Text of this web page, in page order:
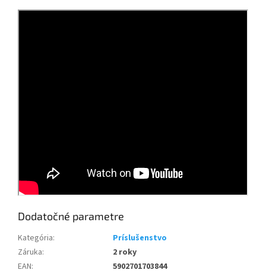
Dodatočné parametre
Kategória:
Príslušenstvo
Záruka:
2 roky
EAN:
5902701703844